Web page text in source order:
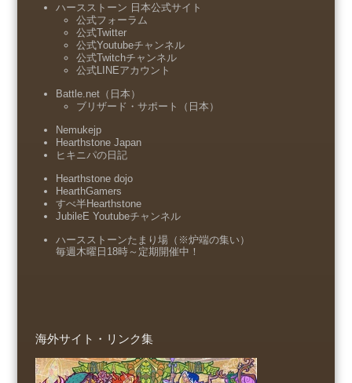
ハースストーン 日本公式サイト
公式フォーラム
公式Twitter
公式Youtubeチャンネル
公式Twitchチャンネル
公式LINEアカウント
Battle.net（日本）
ブリザード・サポート（日本）
Nemukejp
Hearthstone Japan
ヒキニパの日記
Hearthstone dojo
HearthGamers
すべ半Hearthstone
JubileE Youtubeチャンネル
ハースストーンたまり場（※炉端の集い）
毎週木曜日18時～定期開催中！
海外サイト・リンク集